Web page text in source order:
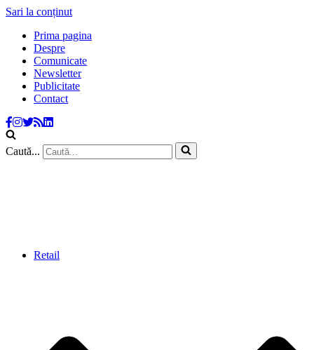
Sari la conținut
Prima pagina
Despre
Comunicate
Newsletter
Publicitate
Contact
Caută...
Retail